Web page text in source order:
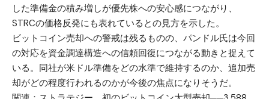
した準備金の積み増しが優先株への安心感につながり、
STRCの価格反発にも表れているとの見方を示した。
ビットコイン売却への警戒は残るものの、パンドル氏は今回
の対応を資金調達構造への信頼回復につながる動きと捉えて
いる。同社が米ドル準備をどの水準で維持するのか、追加売
却がどの程度行われるのかが今後の焦点になりそうだ。